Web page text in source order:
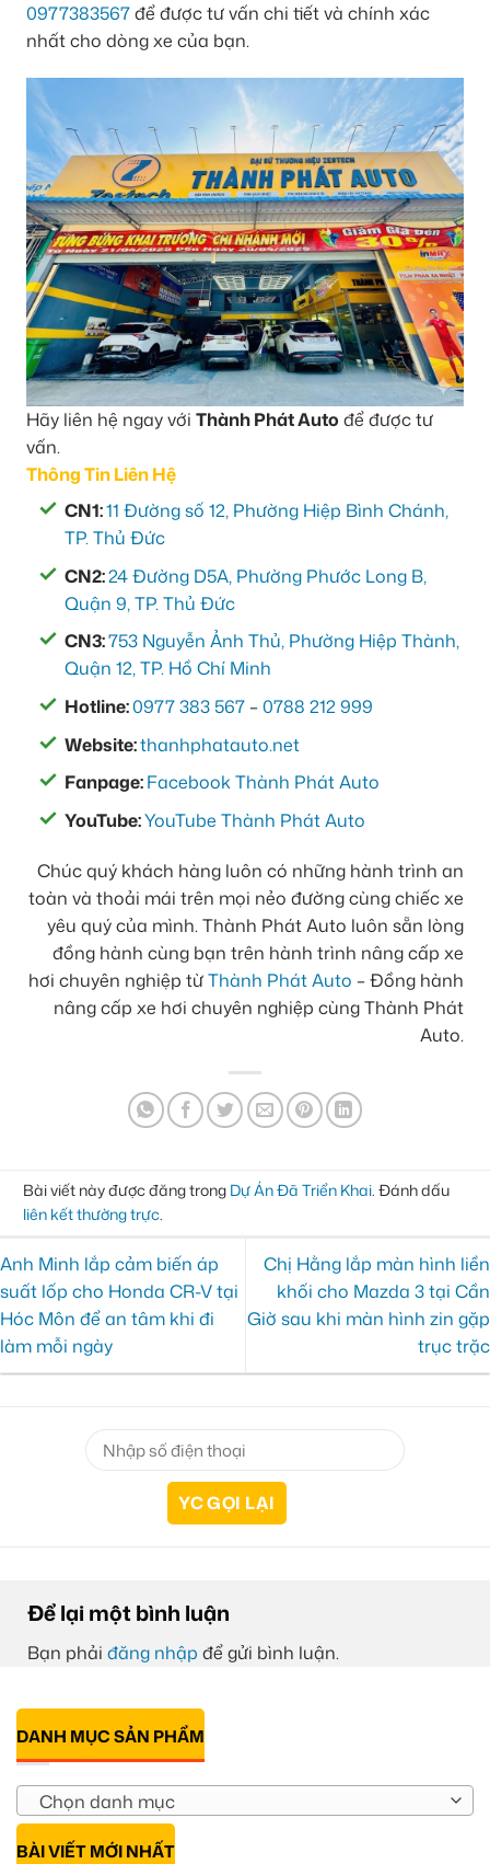
0977383567để được tư vấn chi tiết và chính xác
nhất cho dòng xe của bạn.
Hãy liên hệ ngay với Thành Phát Auto để được tư
vấn.
Thông Tin Liên Hệ
CN1:11 Đường số 12, Phường Hiệp Bình Chánh,
TP. Thủ Đức
CN2:24 Đường D5A, Phường Phước Long B,
Quận 9, TP. Thủ Đức
CN3:753 Nguyễn Ảnh Thủ, Phường Hiệp Thành,
Quận 12, TP. Hồ Chí Minh
Hotline:0977 383 567 –0788 212 999
Website:thanhphatauto.net
Fanpage:Facebook Thành Phát Auto
YouTube:YouTube Thành Phát Auto
Chúc quý khách hàng luôn có những hành trình an
toàn và thoải mái trên mọi nẻo đường cùng chiếc xe
yêu quý của mình. Thành Phát Auto luôn sẵn lòng
đồng hành cùng bạn trên hành trình nâng cấp xe
hơi chuyên nghiệp từThành Phát Auto – Đồng hành
nâng cấp xe hơi chuyên nghiệp cùng Thành Phát
Auto.
Bài viết này được đăng trong Dự Án Đã Triển Khai . Đánh dấu
liên kết thường trực
Anh Minh lắp cảm biến áp
suất lốp cho Honda CR-V tại
Hóc Môn để an tâm khi đi
làm mỗi ngày
Chị Hằng lắp màn hình liền
khối cho Mazda 3 tại Cần
Giờ sau khi màn hình zin gặp
trục trặc
Để lại một bình luận
Bạn phải đăng nhập để gửi bình luận.
DANH MỤC SẢN PHẨM
Chọn danh mục
BÀI VIẾT MỚI NHẤT